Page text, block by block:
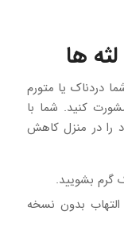
ها
دردناک یا متورم
کنید. شما با
را در منزل کاهش
گرم بشویید.
بدون نسخه